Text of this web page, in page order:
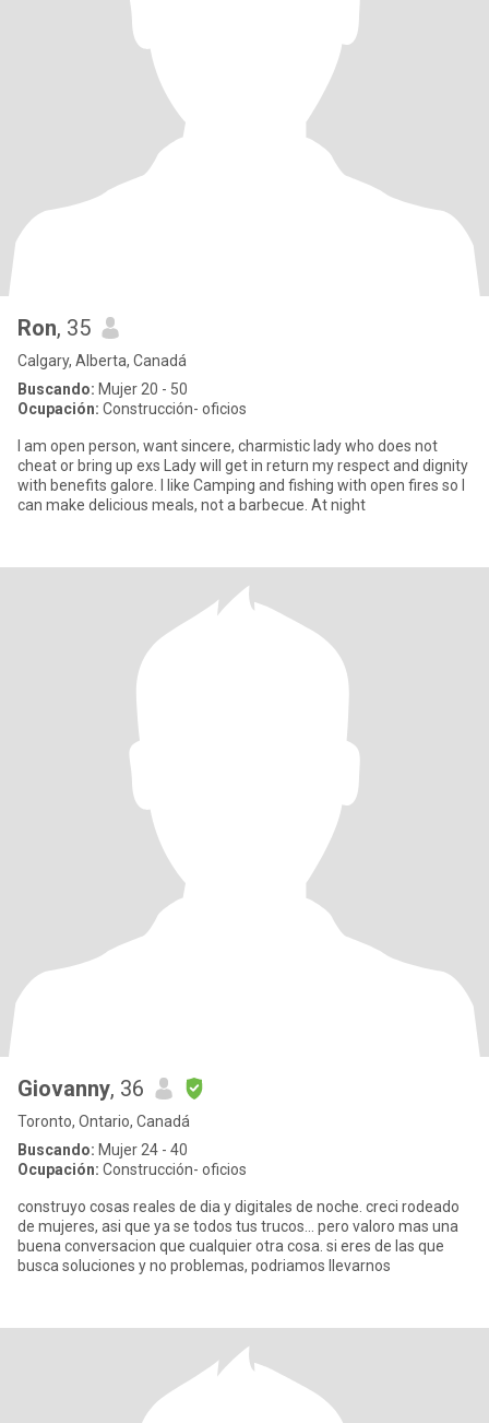
Ron, 35
Calgary, Alberta, Canadá
Buscando: Mujer 20 - 50
Ocupación: Construcción- oficios
I am open person, want sincere, charmistic lady who does not
cheat or bring up exs Lady will get in return my respect and dignity
with benefits galore. I like Camping and fishing with open fires so I
can make delicious meals, not a barbecue. At night
Giovanny, 36
Toronto, Ontario, Canadá
Buscando: Mujer 24 - 40
Ocupación: Construcción- oficios
construyo cosas reales de dia y digitales de noche. creci rodeado
de mujeres, asi que ya se todos tus trucos... pero valoro mas una
buena conversacion que cualquier otra cosa. si eres de las que
busca soluciones y no problemas, podriamos llevarnos